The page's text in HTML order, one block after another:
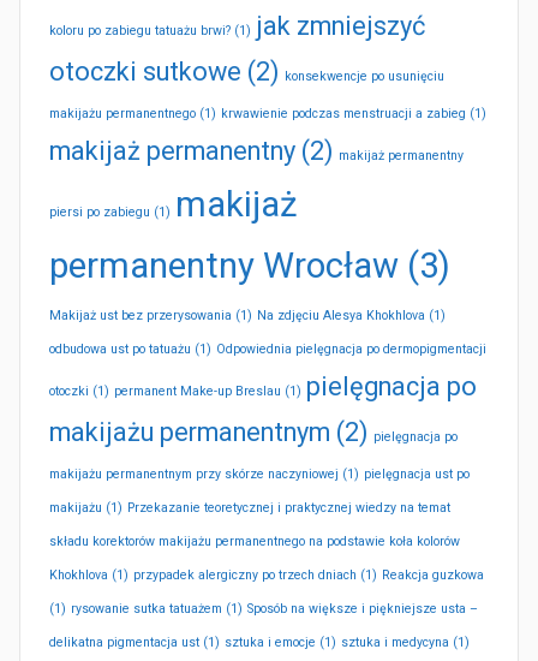
koloru po zabiegu tatuażu brwi? (1) jak zmniejszyć
otoczki sutkowe (2) konsekwencje po usunięciu
makijażu permanentnego (1) krwawienie podczas menstruacji a zabieg (1)
makijaż permanentny (2) makijaż permanentny
piersi po zabiegu (1) makijaż
permanentny Wrocław (3)
Makijaż ust bez przerysowania (1) Na zdjęciu Alesya Khokhlova (1)
odbudowa ust po tatuażu (1) Odpowiednia pielęgnacja po dermopigmentacji
otoczki (1) permanent Make-up Breslau (1) pielęgnacja po
makijażu permanentnym (2) pielęgnacja po
makijażu permanentnym przy skórze naczyniowej (1) pielęgnacja ust po
makijażu (1) Przekazanie teoretycznej i praktycznej wiedzy na temat
składu korektorów makijażu permanentnego na podstawie koła kolorów
Khokhlova (1) przypadek alergiczny po trzech dniach (1) Reakcja guzkowa
(1) rysowanie sutka tatuażem (1) Sposób na większe i piękniejsze usta –
delikatna pigmentacja ust (1) sztuka i emocje (1) sztuka i medycyna (1)